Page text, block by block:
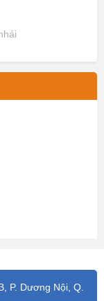
P. Dương Nội, Q.